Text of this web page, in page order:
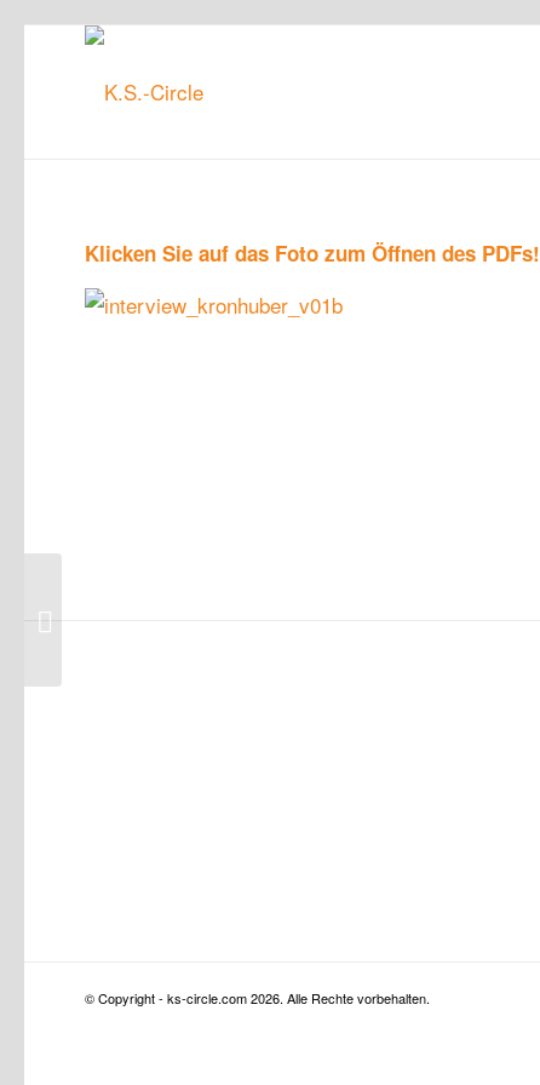
Klicken Sie auf das Foto zum Öffnen des PDFs!
© Copyright - ks-circle.com 2026. Alle Rechte vorbehalten.